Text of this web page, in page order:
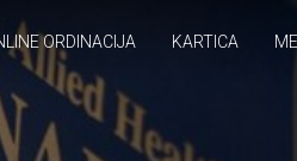
ORDINACIJA KARTICA